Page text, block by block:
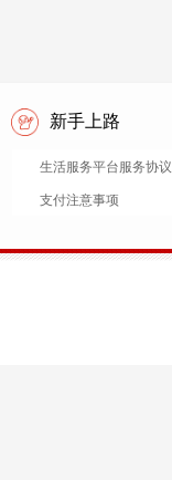
新手上路
生活服务平台服务协议
支付注意事项